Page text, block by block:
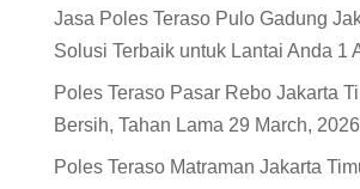
Jasa Poles Teraso Pulo Gadung
Solusi Terbaik untuk Lantai Anda 1
Poles Teraso Pasar Rebo Jakarta
Bersih, Tahan Lama 29 March, 2026
Poles Teraso Matraman Jakarta